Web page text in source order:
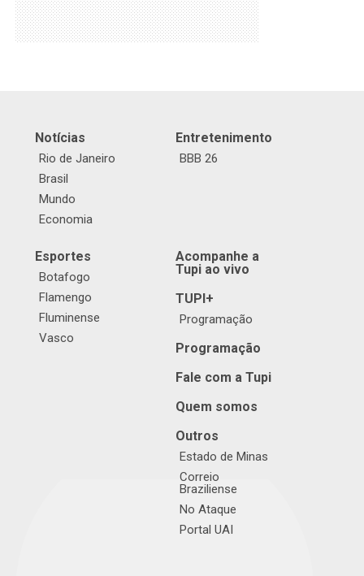
Notícias
Rio de Janeiro
Brasil
Mundo
Economia
Entretenimento
BBB 26
Esportes
Botafogo
Flamengo
Fluminense
Vasco
Acompanhe a
Tupi ao vivo
TUPI+
Programação
Programação
Fale com a Tupi
Quem somos
Outros
Estado de Minas
Correio
Braziliense
No Ataque
Portal UAI